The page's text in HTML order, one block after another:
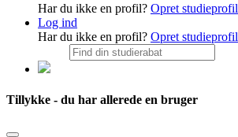
Har du ikke en profil? Opret studieprofil
Log ind
Har du ikke en profil? Opret studieprofil
Tillykke - du har allerede en bruger